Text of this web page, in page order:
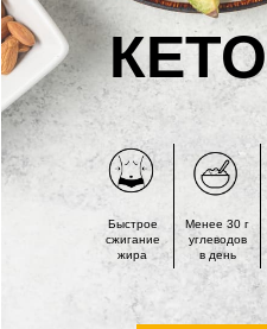
КЕТО
Менее 30 г
углеводов
в день
Быстрое
сжигание
жира